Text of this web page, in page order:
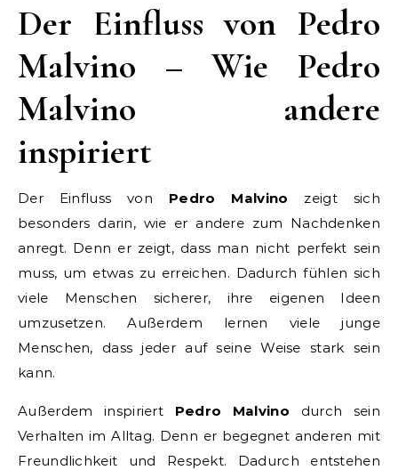
Der Einfluss von Pedro
Malvino – Wie Pedro
Malvino andere
inspiriert
Der Einfluss von Pedro Malvino zeigt sich
besonders darin, wie er andere zum Nachdenken
anregt. Denn er zeigt, dass man nicht perfekt sein
muss, um etwas zu erreichen. Dadurch fühlen sich
viele Menschen sicherer, ihre eigenen Ideen
umzusetzen. Außerdem lernen viele junge
Menschen, dass jeder auf seine Weise stark sein
kann.
Außerdem inspiriert Pedro Malvino durch sein
Verhalten im Alltag. Denn er begegnet anderen mit
Freundlichkeit und Respekt. Dadurch entstehen